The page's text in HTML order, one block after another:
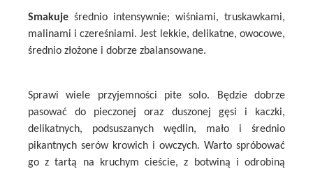
Smakuje średnio intensywnie; wiśniami, truskawkami,
malinami i czereśniami. Jest lekkie, delikatne, owocowe,
średnio złożone i dobrze zbalansowane.
Sprawi wiele przyjemności pite solo. Będzie dobrze
pasować do pieczonej oraz duszonej gęsi i kaczki,
delikatnych, podsuszanych wędlin, mało i średnio
pikantnych serów krowich i owczych. Warto spróbować
go z tartą na kruchym cieście, z botwiną i odrobiną